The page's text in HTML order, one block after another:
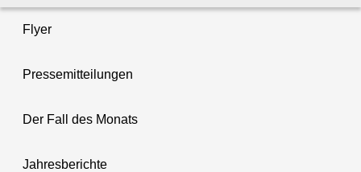
Flyer
Pressemitteilungen
Der Fall des Monats
Jahresberichte